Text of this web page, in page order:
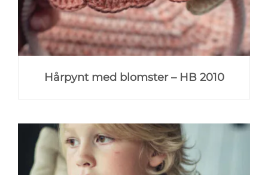
Hårpynt med blomster – HB 2010